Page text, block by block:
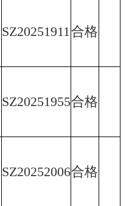
SZ20251911 合格
SZ20251955合格
SZ20252006合格